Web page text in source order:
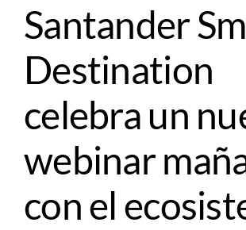
Santander
Destination
celebra un
webinar
con el